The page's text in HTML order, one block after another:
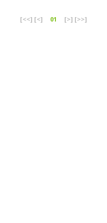
[<<] [<] 01 [>] [>>]